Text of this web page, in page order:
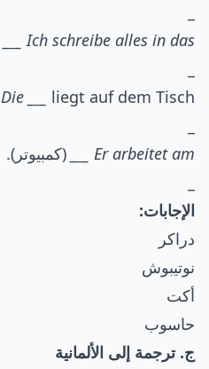
Ich schreibe alles in das _
Die _
liegt auf dem Tisch (ملف).
Er arbeitet am _
(كمبيوتر).
الإجابات:
دراكر
نوتيبوش
أكت
حاسوب
ج. ترجمة إلى الألمانية